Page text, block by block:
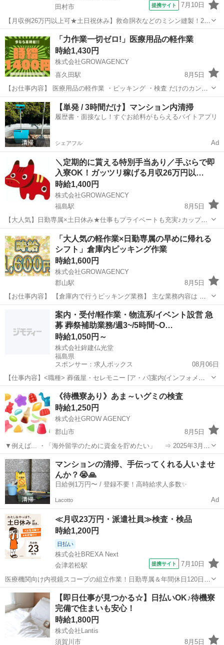
田村市
提携サイト 7月10日
【月収例26万円以上可★土日祝休み】救命胴衣などのミシン縫製！20
代～50代の男女大活躍中★日払い制度あり！マイカー通勤OK＆無料駐
車場完備！食堂利用可★交通費支給◎《福島県田村市》 人気の工場の
お仕事 ◇救命胴衣などのミ...
その他
「力作業一切ゼロ!」医療用品の軽作業
時給1,430円
株式会社GROWAGENCY
喜久田駅
8月5日
【お仕事内容】 医療用品の軽作業 ・ピッキング ・検査 だけのカンタ
ンお仕事！ 力作業なしなので毎日快適ワーク！ 週5日 1日8時間以上
09:00~17:00 ※日勤 【休日】 土日 【給...
福島 郡山市 喜久田駅 工場
【単発 / 3時間だけ】マンション内清掃
履歴書・面接なし！すぐお給料がもらえるバイトアプリ
シェアフル Ad
＼定期的に貰える特別手当あり／手ぶらで即
入寮OK！ガッツリ稼げる月収26万円以…
時給1,400円
株式会社GROWAGENCY
福島駅
8月5日
【大人気】日勤専属×土日休み★仕事もプライベートも充実♪カップル
入寮OK！日払い＆週払いOK★赴任交通費支給★ 【残業ほぼナシ！】
残業がほぼないので毎日定時退社が実現！ さらに日勤なので毎日明る
い時間に帰れますよ...
福島駅 工場 カップル
「大人気の軽作業×日勤専属の早めに帰れる
シフト」倉庫内ピッキング作業
時給1,600円
株式会社GROWAGENCY
郡山駅
8月5日
【お仕事内容】 【倉庫内で行うピッキング業務】 主な業務内容は ・
指定場所へ荷物を運ぶだけ ・ハンディを使用した番号照会 上記作業を
お願いいたします！ 難しい業務は一切ないので 未経験の方で...
郡山市 郡山駅 工場 時給
案内・受付/軽作業・物流系/イベント設営 急
募 葬祭補助業務/週3~/5時間~O…
時給1,050円～
株式会社鉾建仏光堂
福島県
スポンサー：求人ボックス
08月06日
【仕事内容】<職種> 葬儀屋・セレモニー [ア・パ]案内(インフォメー
ション/レセプション)・フロント、軽作業・物流その他、イベント会場
設営 <雇用形態> アルバイト・パート <給与> [ア・パ]時給1,050円～
給与例 時給1...
アルバイト・パート
《待機寮あり》あま～いグミの検査
時給1,250円
株式会社GROW AGENCY
郡山市
8月5日
▼例えば... ・「海外留学のために資金を貯めたい」 ⇒ 2025年3月ま
で！ ・「…3カ月でサクッと働きたい」 ⇒ 高時給で働ける！ ・
「…短期はなかなかない！人気あるよな～」 ⇒ 今回...
福島 郡山市 グミ
マンションの清掃、手伝ってくれる人いませ
んか？😭🙏
日給例1万円〜 / 登録不要！高時給求人多数✨
Lacotto Ad
≪月収23万円・派遣社員≫検査・検品
時給1,200円
日払い
株式会社BREXA Next
会津若松駅
提携サイト 7月10日
医療機関向け内視鏡スコープの組立作業！日勤専属＆年間休日120日
★◎20代～40代の男女活躍中！送迎あり！マイカー通勤OK◎無料駐車
場あり★日払いあり◎空調完備で快適作業！《福島県会津若松市》 人
気の工場のお仕事 ◇医療機...
福島 会津若松市 会津若松駅 その他
【即日仕事が見つかる☆】日払いOK♪待機寮
完備で住まいも安心！
時給1,800円
株式会社Lantis
須賀川市
8月5日